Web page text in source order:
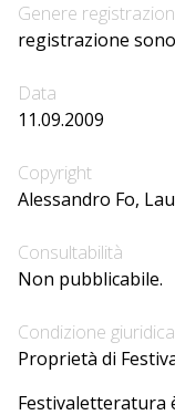
Genere
registrazione
Data
11.09.2009
Copyright
Alessandro Fo,
Consultabilità
Non pubblicabile.
Condizione giuridica
Proprietà di
Festivaletteratura